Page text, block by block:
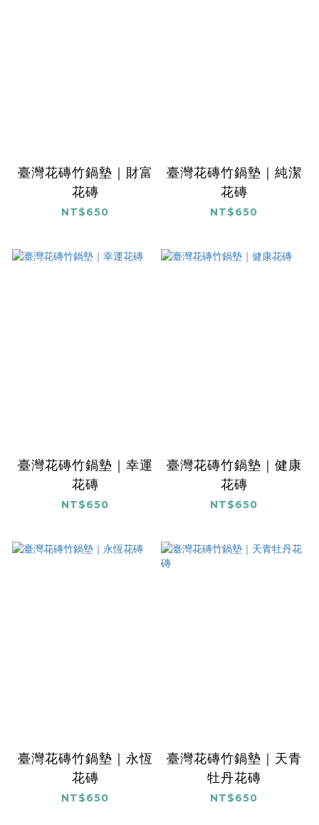
臺灣花磚竹鍋墊｜財富
花磚
NT$650
臺灣花磚竹鍋墊｜純潔
花磚
NT$650
臺灣花磚竹鍋墊｜幸運
花磚
NT$650
臺灣花磚竹鍋墊｜健康
花磚
NT$650
臺灣花磚竹鍋墊｜永恆
花磚
NT$650
臺灣花磚竹鍋墊｜天青
牡丹花磚
NT$650